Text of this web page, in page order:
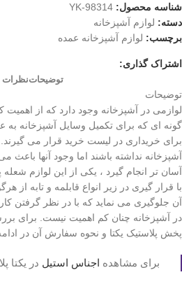
شناسه محصول: YK-98314
دسته: لوازم آشپزخانه
برچسب: لوازم آشپزخانه عمده
اشتراک گذاری:
توضیحاتنظرات
توضیحات
لوازمی در آشپزخانه وجود دارد که از اهمیت
گونه‌ ای که برای تکمیل وسایل آشپزخانه به
برای خریداری در لیست خرید قرار می
آشپزخانه نداشته باشند اما وجود آنها باعث
آسان تر انجام گیرد ، یکی از این لوازم
با قرار گیری در زیر انواع قابلمه و تابه از
آن جلوگیری می نماید که با در نظر گرفتن
در آشپزخانه چنان کم اهمیت نیست. برای
پخش پلاستیک یکتا و نحوه سفارش آن در ادامه
برای مشاهده اجناس استیل در یکتا